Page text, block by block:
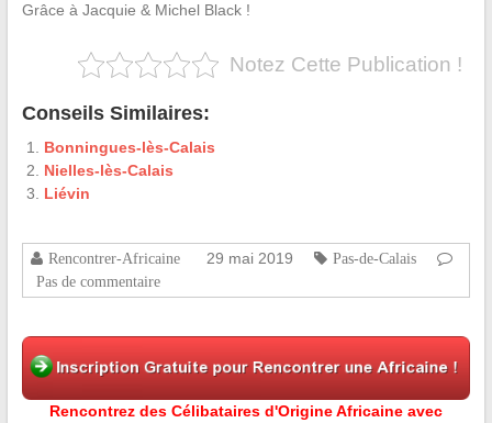
Grâce à Jacquie & Michel Black !
Notez Cette Publication !
Conseils Similaires:
Bonningues-lès-Calais
Nielles-lès-Calais
Liévin
Rencontrer-Africaine 29 mai 2019
Pas-de-Calais
Pas de commentaire
Rencontrez des Célibataires d'Origine Africaine avec